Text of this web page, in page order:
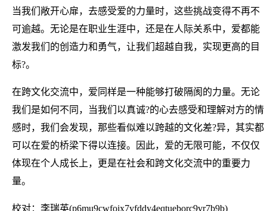
当我们敞开心扉，去感受爱的力量时，这些挑战变得不再不
可逾越。无论是在职业生涯中，还是在人际关系中，爱都能
激发我们的创造力和勇气，让我们超越自我，实现更高的目
标?。
在跨文化交流中，爱同样是一种能够打破隔阂的力量。无论
我们是如何不同，当我们以真诚?的心去感受和理解对方的情
感时，我们会发现，那些看似难以跨越的文化差?异，其实都
可以在爱的桥梁下得以连接。因此，爱的无限可能，不仅仅
体现在个人成长上，更是在社会和跨文化交流中的重要力
量。
校对：李瑞英(p6mu9cwfoix7yfddy4eqtueborc9vr7b9b)